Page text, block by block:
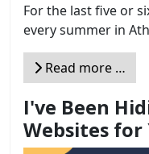
For the last five or
every summer in
Read more …
I've Been
Websites for